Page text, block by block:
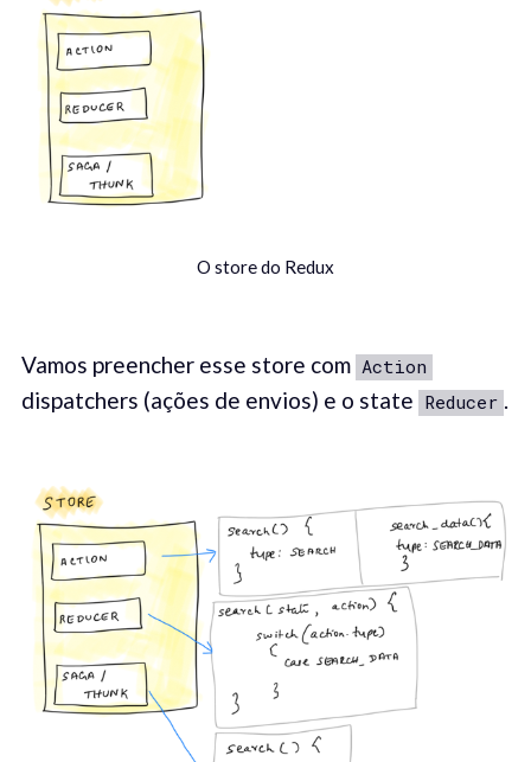
O store do Redux
Vamos preencher esse store com Action
dispatchers (ações de envios) e o state Reducer .